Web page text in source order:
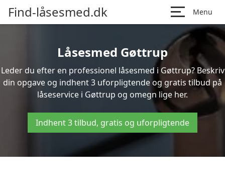
Find-låsesmed.dk Menu
Låsesmed Gøttrup
Leder du efter en professionel låsesmed i Gøttrup? Beskriv
din opgave og indhent 3 uforpligtende og gratis tilbud på
låseservice i Gøttrup og omegn lige her.
Indhent 3 tilbud, gratis og uforpligtende